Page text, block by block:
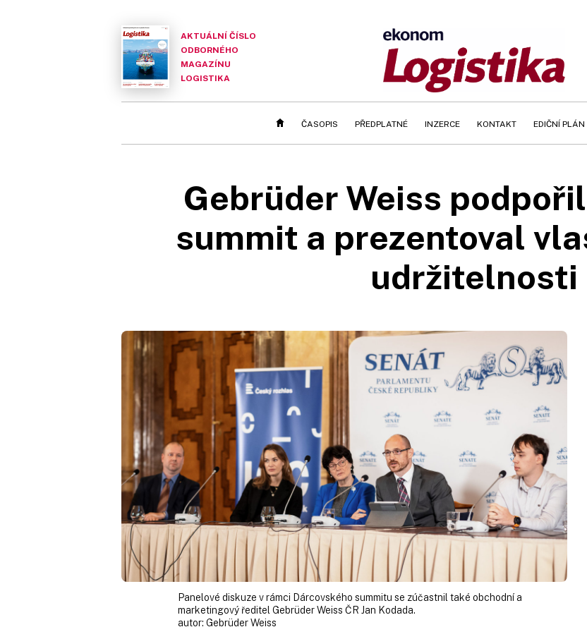
AKTUÁLNÍ ČÍSLO
ODBORNÉHO
MAGAZÍNU
LOGISTIKA
ČASOPIS PŘEDPLATNÉ INZERCE KONTAKT EDIČNÍ PLÁN
Gebrüder Weiss
summit a prezentoval
udržitelnosti
Panelové diskuze v rámci Dárcovského summitu se zúčastnil také obchodní a
marketingový ředitel Gebrüder Weiss ČR Jan Kodada.
autor: Gebrüder Weiss